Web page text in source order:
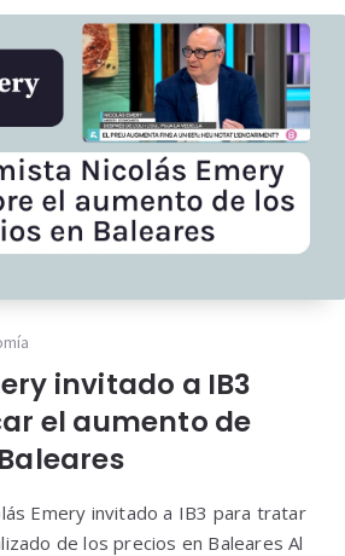
invitado a IB3
el aumento de
Emery invitado a IB3 para tratar
de los precios en Baleares Al